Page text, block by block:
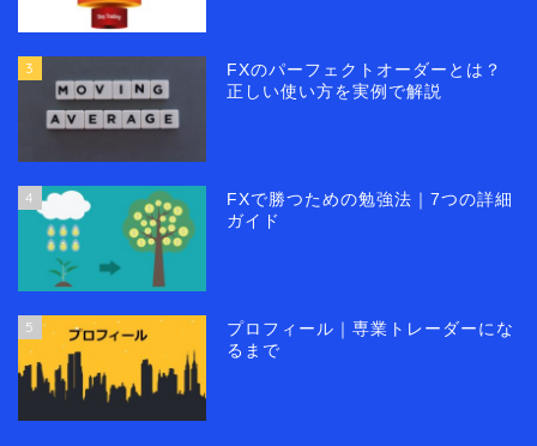
3
FXのパーフェクトオーダーとは？
正しい使い方を実例で解説
4
FXで勝つための勉強法｜7つの詳細
ガイド
5
プロフィール｜専業トレーダーにな
るまで